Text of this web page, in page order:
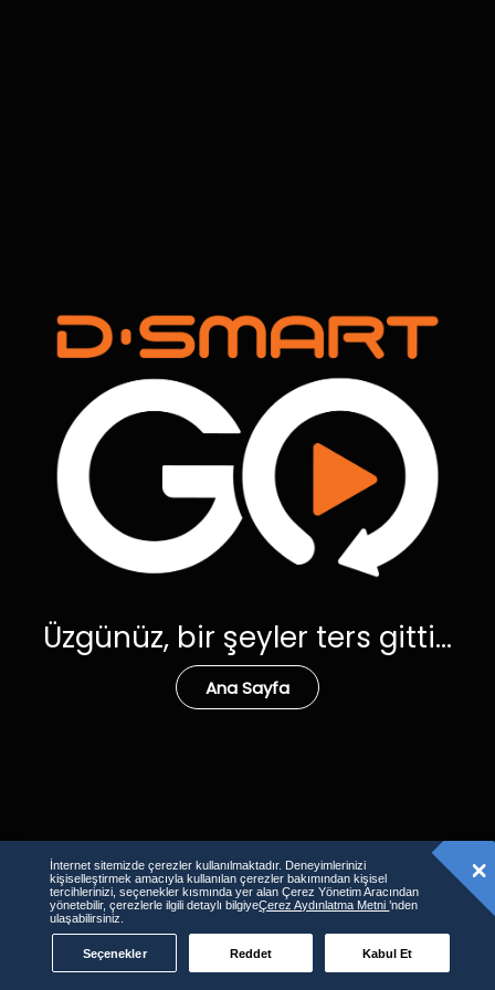
Üzgünüz, bir şeyler ters gitti...
Ana Sayfa
İnternet sitemizde çerezler kullanılmaktadır. Deneyimlerinizi
kişiselleştirmek amacıyla kullanılan çerezler bakımından kişisel
tercihlerinizi, seçenekler kısmında yer alan Çerez Yönetim Aracından
yönetebilir, çerezlerle ilgili detaylı bilgiyeÇerez Aydınlatma Metni’nden
ulaşabilirsiniz.
Seçenekler Reddet Kabul Et